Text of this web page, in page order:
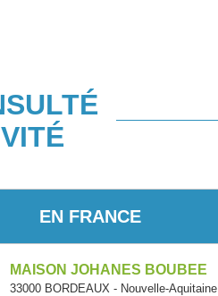
EN FRANCE
MAISON JOHANES BOUBEE
33000 BORDEAUX - Nouvelle-Aquitaine